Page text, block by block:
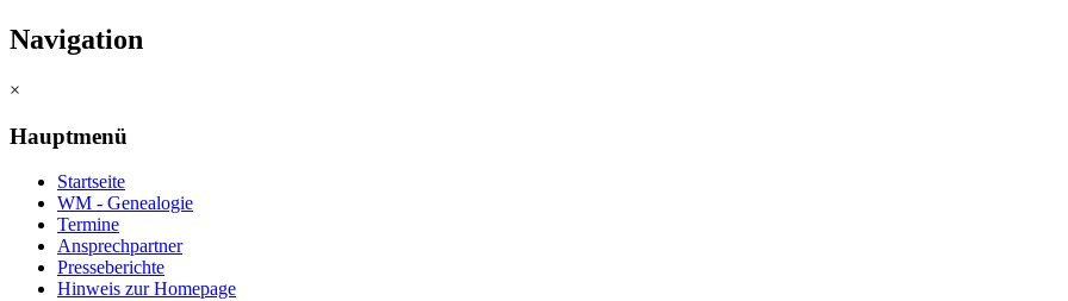
Navigation
×
Hauptmenü
Startseite
WM - Genealogie
Termine
Ansprechpartner
Presseberichte
Hinweis zur Homepage